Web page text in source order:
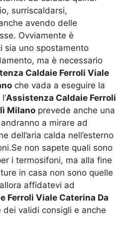
surriscaldarsi,
avendo delle
Ovviamente è
sia uno spostamento
ma è necessario
Caldaie Ferroli Viale
che vada a eseguire la
Assistenza Caldaie Ferroli
Milano prevede anche una
a mirare ad
dell’aria calda nell’esterno
non sapete quali sono
i termosifoni, ma alla fine
in casa non sono quelle
affidatevi ad
Ferroli Viale Caterina Da
dei validi consigli e anche